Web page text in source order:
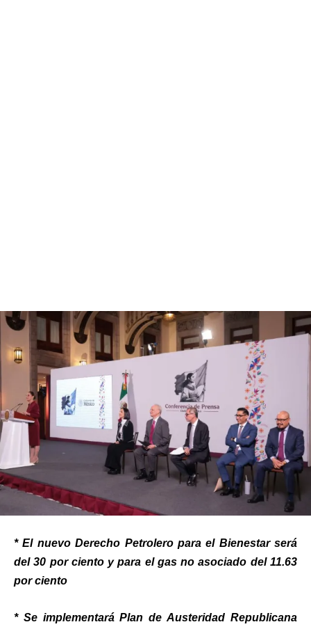
* El nuevo Derecho Petrolero para el Bienestar será
del 30 por ciento y para el gas no asociado del 11.63
por ciento
* Se implementará Plan de Austeridad Republicana